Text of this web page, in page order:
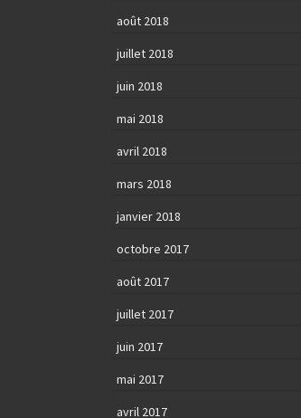
août 2018
juillet 2018
juin 2018
mai 2018
avril 2018
mars 2018
janvier 2018
octobre 2017
août 2017
juillet 2017
juin 2017
mai 2017
avril 2017